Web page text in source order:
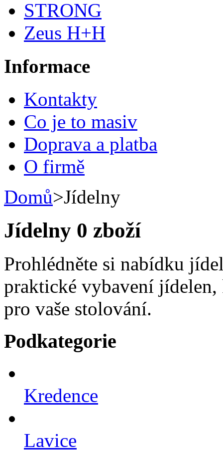
STRONG
Zeus H+H
Informace
Kontakty
Co je to masiv
Doprava a platba
O firmě
Domů>Jídelny
Jídelny 0 zboží
Prohlédněte si nabídku
praktické vybavení
pro vaše stolování.
Podkategorie
Kredence
Lavice